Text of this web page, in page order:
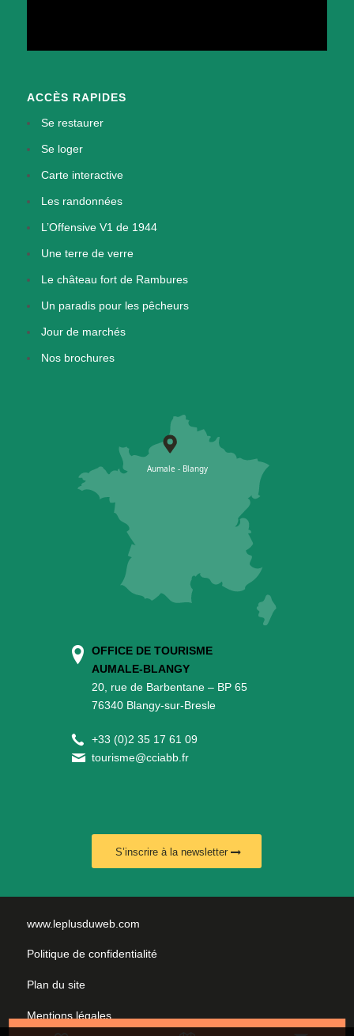
ACCÈS RAPIDES
Se restaurer
Se loger
Carte interactive
Les randonnées
L’Offensive V1 de 1944
Une terre de verre
Le château fort de Rambures
Un paradis pour les pêcheurs
Jour de marchés
Nos brochures
OFFICE DE TOURISME
AUMALE-BLANGY
20, rue de Barbentane – BP 65
76340 Blangy-sur-Bresle
+33 (0)2 35 17 61 09
tourisme@cciabb.fr
S’inscrire à la newsletter
www.leplusduweb.com
Politique de confidentialité
Plan du site
Mentions légales